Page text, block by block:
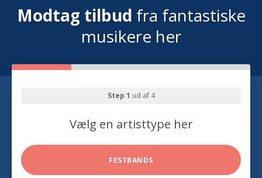
Modtag tilbud fra fantastiske
musikere her
Step 1 ud af 4
Vælg en artisttype her
FESTBANDS